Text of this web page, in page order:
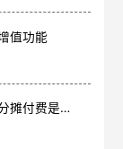
值功能
400电话和座机比有什么优势？统一接听+分摊付费是核心